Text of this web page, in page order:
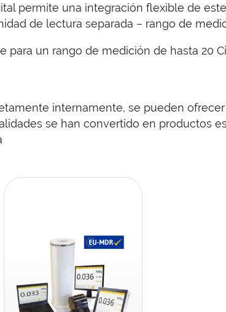
permite una integración flexible de
de lectura separada – rango de
para un rango de medición de hasta 20
internamente, se pueden
se han convertido en productos